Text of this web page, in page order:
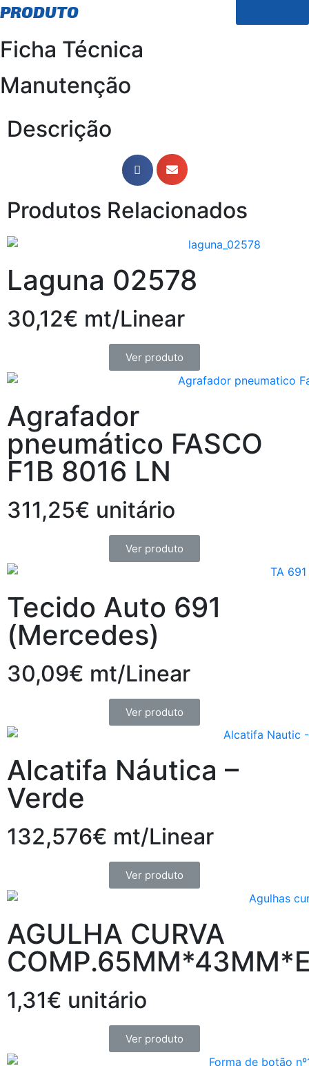
PRODUTO
Ficha Técnica
Manutenção
Descrição
Produtos Relacionados
Laguna 02578
30,12€ mt/Linear
Ver produto
Agrafador
pneumático FASCO
F1B 8016 LN
311,25€ unitário
Ver produto
Tecido Auto 691
(Mercedes)
30,09€ mt/Linear
Ver produto
Alcatifa Náutica –
Verde
132,576€ mt/Linear
Ver produto
AGULHA CURVA
1,31€ unitário
Ver produto